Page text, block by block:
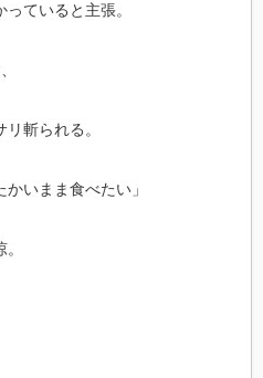
ていると主張。
斬られる。
かいまま食べたい」